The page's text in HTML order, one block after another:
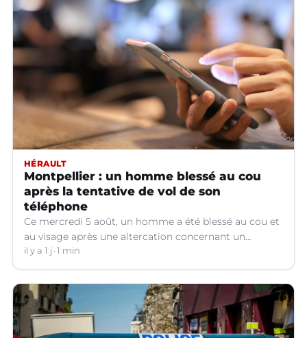
HÉRAULT
Montpellier : un homme blessé au cou
après la tentative de vol de son
téléphone
Ce mercredi 5 août, un homme a été blessé au cou et
au visage après une altercation concernant un
téléphone portable à Montpellier (Hérault).
il y a 1 j 1 min